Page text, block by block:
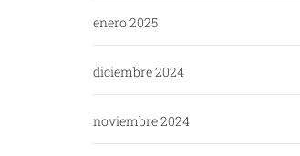
enero 2025
diciembre 2024
noviembre 2024